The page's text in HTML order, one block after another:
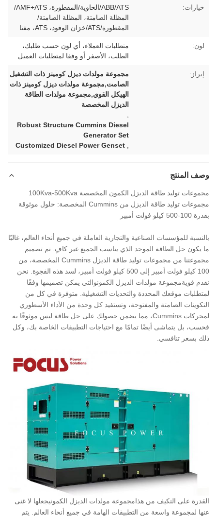
خيارات:
ABB/ATS/الحاوية/المقطورة، AMF+ATS/
المظلة الصامتة، المظلة الصامتة/
المقطورة/ATS/خزان الوقود، ATS، مفتا
لون:
متطلبات العملاء، أي لون حسب طلبك،
الطلب، الأصفر أو وفقا لمتطلبات العميل
إبراز:
مجموعة مولدات ديزل كومينز ذات التشغيل
الصامت,مجموعة مولدات ديزل كومينز ذات
الهيكل القوي,مجموعة مولدات الطاقة
الديزل المخصصة
Robust Structure Cummins Diesel
Generator Set
,
Customized Diesel Power Genset
وصف المنتج
مجموعات توليد طاقة الديزل الكمون المخصصة 100Kva-500Kva
مجموعات توليد طاقة الديزل من Cummins المخصصة: حلول موثوقة
بقدرة 100-500 كيلو فولت أمبير
بالنسبة للمؤسسات الصناعية والتجارية العاملة في جميع أنحاء العالم، غالبًا
ما يكون حل الطاقة الموحد الذي يناسب الجميع غير كافٍ. تم تصميم
مجموعتنا من مجموعات توليد طاقة الديزل Cummins المخصصة، من
100 كيلو فولت أمبير إلى 500 كيلو فولت أمبير، لسد هذه الفجوة. نحن
نقدم قويةمجموعة مولدات الديزل الكمونوالتي يمكن تصميمها وفقًا
لمتطلبات موقعك المحددة والتحديات التشغيلية. متوفرة في كل من
التكوينات الصامتة والمفتوحة، وتستفيد كل وحدة من الأداء الأسطوري
لمحركات Cummins، مما يضمن حصولك على حل طاقة ليس موثوقًا به
فحسب، بل يتماشى أيضًا تمامًا مع احتياجات التطبيقات الخاصة بك، وكل
ذلك بسعر تنافسي.
القدرة على التكيف من هذامجموعة مولدات الديزل الكمونيجعلها لا غنى
عنها لمجموعة واسعة من التطبيقات الهامة في جميع أنحاء العالم. يتم